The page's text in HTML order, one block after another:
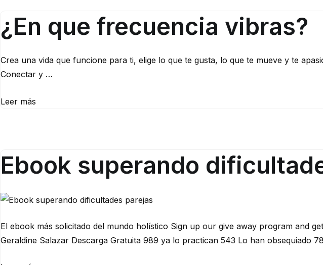
¿En que frecuencia vibras?
Crea una vida que funcione para ti, elige lo que te gusta, lo que te mueve y te
Conectar y …
Leer más
Ebook superando
El ebook más solicitado del mundo holístico Sign up our give away program and
Geraldine Salazar Descarga Gratuita 989 ya lo practican 543 Lo han obsequiado